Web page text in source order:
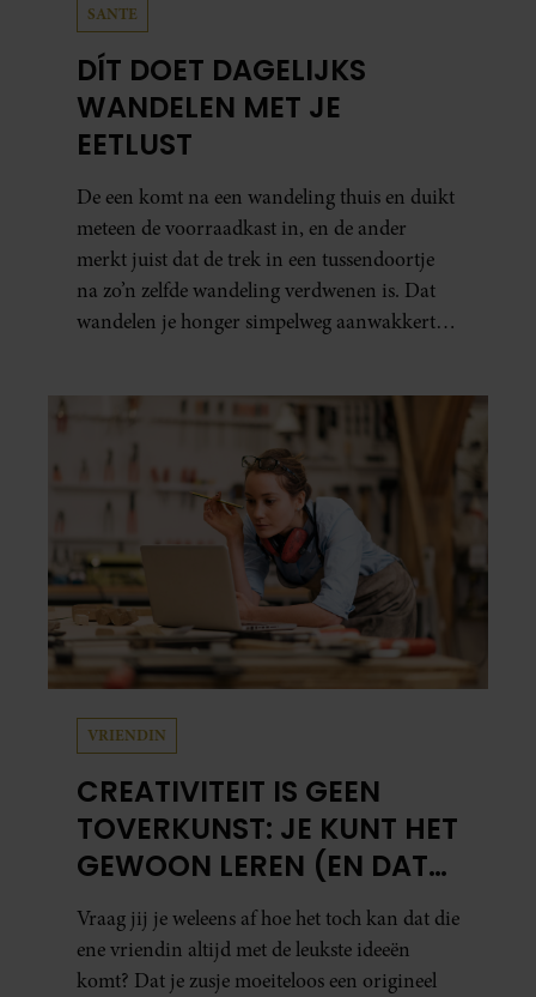
SANTE
DÍT DOET DAGELIJKS
WANDELEN MET JE
EETLUST
De een komt na een wandeling thuis en duikt
meteen de voorraadkast in, en de ander
merkt juist dat de trek in een tussendoortje
na zo’n zelfde wandeling verdwenen is. Dat
wandelen je honger simpelweg aanwakkert,
VRIENDIN
CREATIVITEIT IS GEEN
TOVERKUNST: JE KUNT HET
GEWOON LEREN (EN DAT
DOE JE ZO)
Vraag jij je weleens af hoe het toch kan dat die
ene vriendin altijd met de leukste ideeën
komt? Dat je zusje moeiteloos een origineel